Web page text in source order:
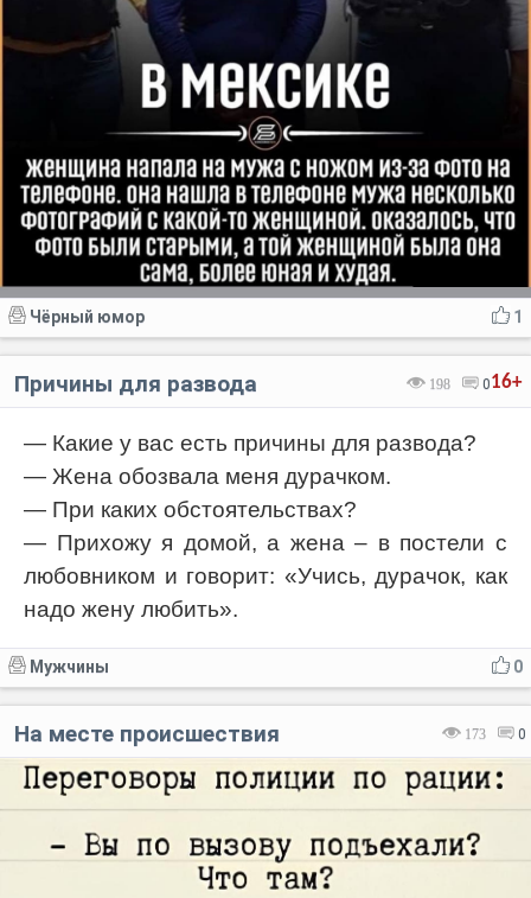
1
Чёрный юмор
16+
198 0
Причины для развода
— Какие у вас есть причины для развода?
— Жена обозвала меня дурачком.
— При каких обстоятельствах?
— Прихожу я домой, а жена – в постели с
любовником и говорит: «Учись, дурачок, как
надо жену любить».
0
Мужчины
173 0
На месте происшествия